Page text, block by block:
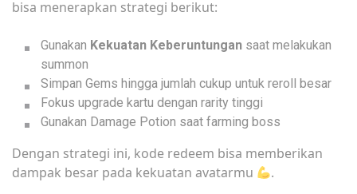
bisa menerapkan strategi berikut:
Gunakan Kekuatan Keberuntungan saat melakukan
summon
Simpan Gems hingga jumlah cukup untuk reroll besar
Fokus upgrade kartu dengan rarity tinggi
Gunakan Damage Potion saat farming boss
Dengan strategi ini, kode redeem bisa memberikan
dampak besar pada kekuatan avatarmu
.